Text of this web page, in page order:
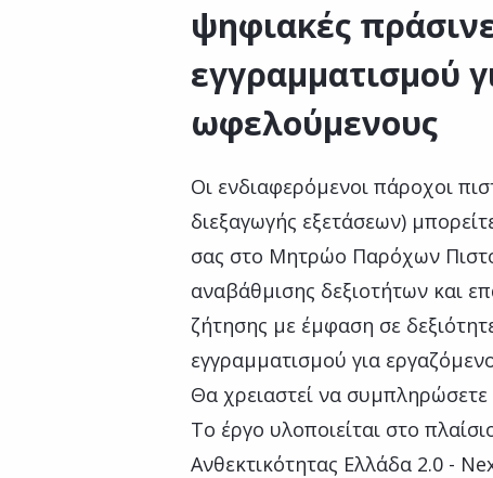
ψηφιακές
εγγραμματισμού
ωφελούμενους
Οι ενδιαφερόμενοι πάροχοι
διεξαγωγής εξετάσεων)
σας στο Μητρώο Παρόχων
αναβάθμισης δεξιοτήτων και
ζήτησης με έμφαση σε
εγγραμματισμού για
Θα χρειαστεί να
Το έργο υλοποιείται στο
Ανθεκτικότητας Ελλάδα 2.0 -